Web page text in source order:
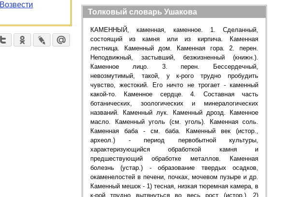
Возвести
Толковый словарь Ушакова
КАМЕННЫЙ, каменная, каменное. 1. Сделанный,
состоящий из камня или из кирпича. Каменная
лестница. Каменный дом. Каменная гора. 2. перен.
Неподвижный, застывший, безжизненный (книжн.).
Каменное лицо. 3. перен. Бессердечный,
невозмутимый, такой, у к-рого трудно пробудить
чувство, жестокий. Его ничто не трогает - каменный
какой-то. Каменное сердце. 4. Составная часть
ботанических, зоологических и минералогических
названий. Каменный лук. Каменный дрозд. Каменное
масло. Каменный уголь (см. уголь). Каменная соль.
Каменная баба - см. баба. Каменный век (истор.,
археол.) - период первобытной культуры,
характеризующийся обработкой камня и
предшествующий обработке металлов. Каменная
болезнь (устар.) - образование твердых осадков,
окаменелостей в печени, почках, мочевом пузыре и др.
Каменный мешок - 1) тесная, низкая тюремная камера, в
к-рой трудно вытянуться во весь рост (истор.), 2)